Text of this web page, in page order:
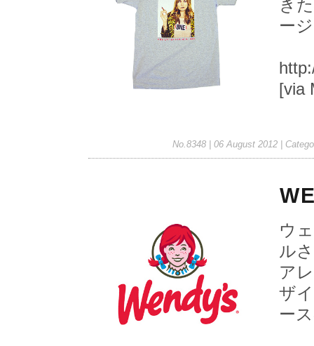
き
ー
[via
No.8348 | 06 August 2012|
ウ
ル
ア
ザ
ー